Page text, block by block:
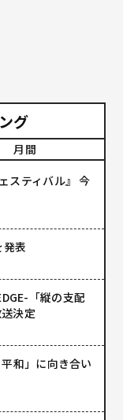
グ
月間
スティバル』 今
表
「縦の支配
決定
和」に向き合い